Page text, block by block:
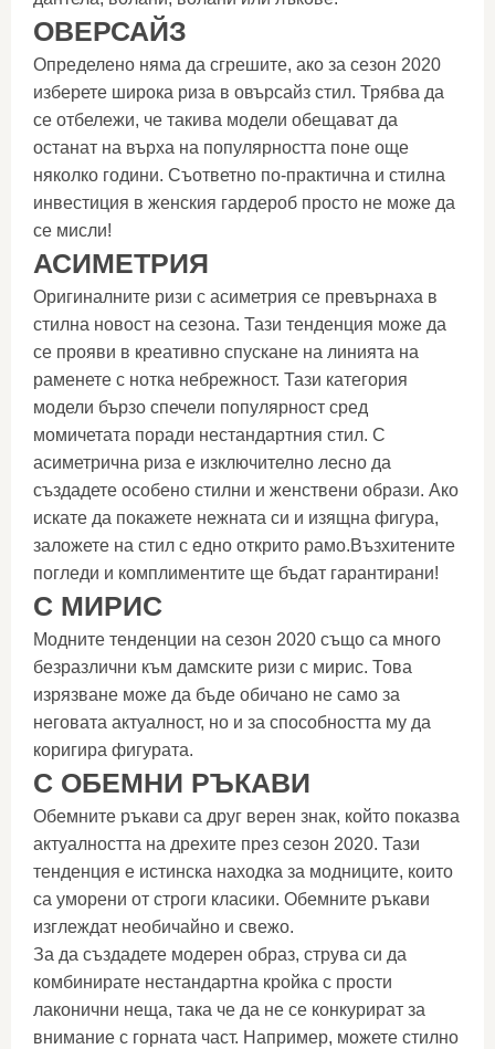
ОВЕРСАЙЗ
Определено няма да сгрешите, ако за сезон 2020
изберете широка риза в овърсайз стил. Трябва да
се отбележи, че такива модели обещават да
останат на върха на популярността поне още
няколко години. Съответно по-практична и стилна
инвестиция в женския гардероб просто не може да
се мисли!
АСИМЕТРИЯ
Оригиналните ризи с асиметрия се превърнаха в
стилна новост на сезона. Тази тенденция може да
се прояви в креативно спускане на линията на
раменете с нотка небрежност. Тази категория
модели бързо спечели популярност сред
момичетата поради нестандартния стил. С
асиметрична риза е изключително лесно да
създадете особено стилни и женствени образи. Ако
искате да покажете нежната си и изящна фигура,
заложете на стил с едно открито рамо.Възхитените
погледи и комплиментите ще бъдат гарантирани!
С МИРИС
Модните тенденции на сезон 2020 също са много
безразлични към дамските ризи с мирис. Това
изрязване може да бъде обичано не само за
неговата актуалност, но и за способността му да
коригира фигурата.
С ОБЕМНИ РЪКАВИ
Обемните ръкави са друг верен знак, който показва
актуалността на дрехите през сезон 2020. Тази
тенденция е истинска находка за модниците, които
са уморени от строги класики. Обемните ръкави
изглеждат необичайно и свежо.
За да създадете модерен образ, струва си да
комбинирате нестандартна кройка с прости
лаконични неща, така че да не се конкурират за
внимание с горната част. Например, можете стилно